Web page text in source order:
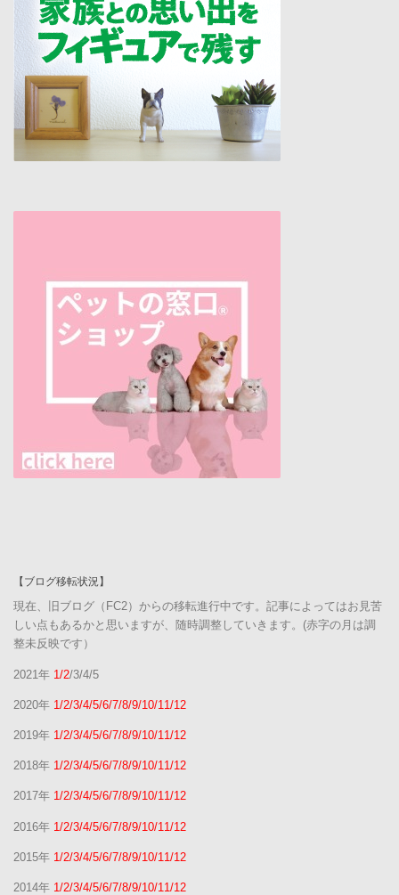
【ブログ移転状況】
現在、旧ブログ（FC2）からの移転進行中です。記事によってはお見苦
しい点もあるかと思いますが、随時調整していきます。(赤字の月は調
整未反映です）
2021年 1/2/3/4/5
2020年 1/2/3/4/5/6/7/8/9/10/11/12
2019年 1/2/3/4/5/6/7/8/9/10/11/12
2018年 1/2/3/4/5/6/7/8/9/10/11/12
2017年 1/2/3/4/5/6/7/8/9/10/11/12
2016年 1/2/3/4/5/6/7/8/9/10/11/12
2015年 1/2/3/4/5/6/7/8/9/10/11/12
2014年 1/2/3/4/5/6/7/8/9/10/11/12